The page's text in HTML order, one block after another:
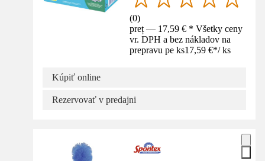
(0)
preț — 17,59 € * Všetky ceny
vr. DPH a bez nákladov na
prepravu pe ks17,59 €*/ ks
Kúpiť online
Rezervovať v predajni